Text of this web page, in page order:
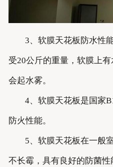
3、软膜天花板防水性
受20公斤的重量，软膜上
会起水雾。
4、软膜天花板是国家
防火性能。
5、软膜天花板在一般
不长霉，具有良好的防菌性